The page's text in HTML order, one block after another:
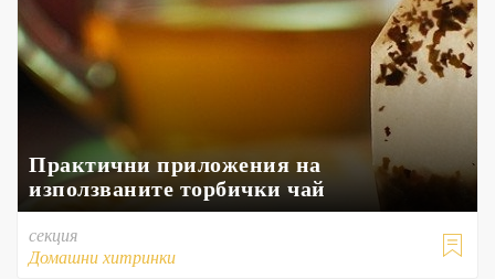
Практични приложения на
използваните торбички чай

секция
Домашни хитринки